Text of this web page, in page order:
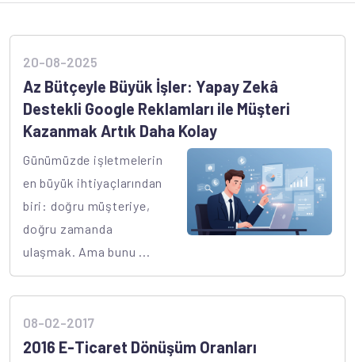
20-08-2025
Az Bütçeyle Büyük İşler: Yapay Zekâ
Destekli Google Reklamları ile Müşteri
Kazanmak Artık Daha Kolay
Günümüzde işletmelerin
en büyük ihtiyaçlarından
biri: doğru müşteriye,
doğru zamanda
ulaşmak. Ama bunu ...
08-02-2017
2016 E-Ticaret Dönüşüm Oranları